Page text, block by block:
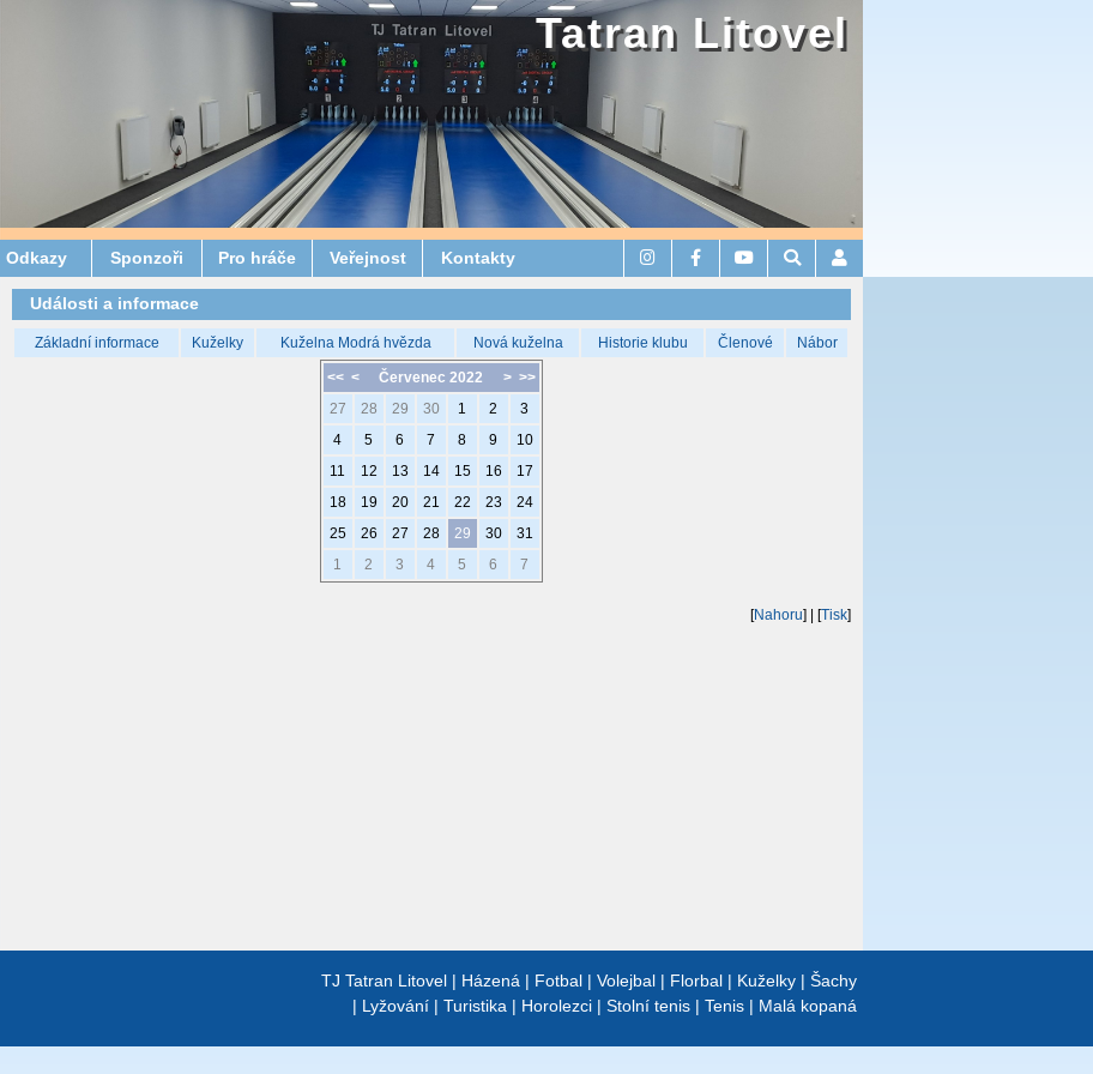
Tatran Litovel
Odkazy Sponzoři Pro hráče Veřejnost Kontakty
Události a informace
Základní informace Kuželky Kuželna Modrá hvězda Nová kuželna Historie klubu Členové Nábor
<< < > >>
Červenec 2022
27
28 29 30 1 2
3
4
5 6 7 8 9
10
11
12 13 14 15 16
17
18
19 20 21 22 23
24
25
26 27 28 29 30
31
1
2 3 4 5 6 7
[Nahoru] | [Tisk]
TJ Tatran Litovel | Házená | Fotbal | Volejbal | Florbal | Kuželky | Šachy
| Lyžování | Turistika | Horolezci | Stolní tenis | Tenis | Malá kopaná